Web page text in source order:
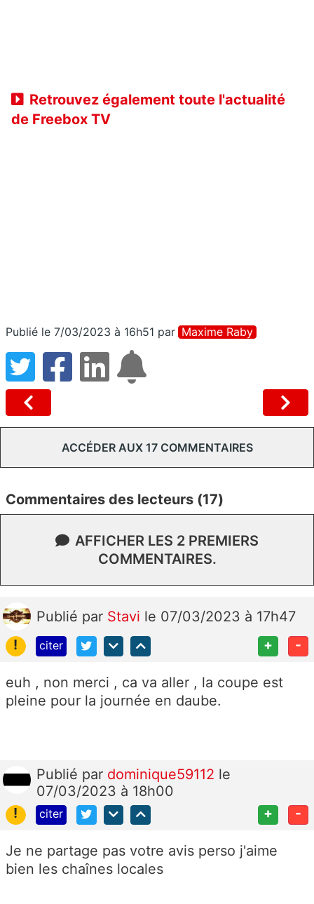
Retrouvez également toute l'actualité
de Freebox TV
Publié le 7/03/2023 à 16h51 par Maxime Raby
ACCÉDER AUX 17 COMMENTAIRES
Commentaires des lecteurs (17)
AFFICHER LES 2 PREMIERS
COMMENTAIRES.
Publié par Stavi le 07/03/2023 à 17h47
!
citer + -
euh , non merci , ca va aller , la coupe est
pleine pour la journée en daube.
Publié par dominique59112 le
07/03/2023 à 18h00
!
citer + -
Je ne partage pas votre avis perso j'aime
bien les chaînes locales